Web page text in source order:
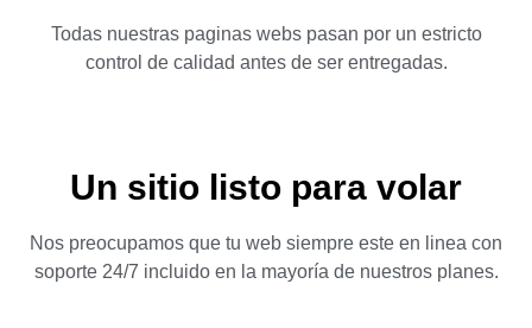
Todas nuestras paginas webs pasan por un estricto
control de calidad antes de ser entregadas.
Un sitio listo para volar
Nos preocupamos que tu web siempre este en linea con
soporte 24/7 incluido en la mayoría de nuestros planes.